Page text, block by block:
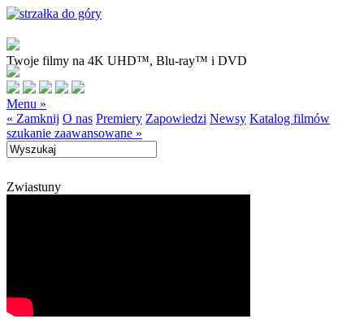
Twoje filmy na 4K UHD™, Blu-ray™ i DVD
Menu »
« Zamknij O nas Premiery Zapowiedzi Newsy Katalog filmów
szukanie zaawansowane »
Zwiastuny